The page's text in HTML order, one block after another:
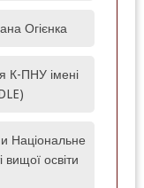
Огієнка
К-ПНУ імені
Національне
вищої освіти